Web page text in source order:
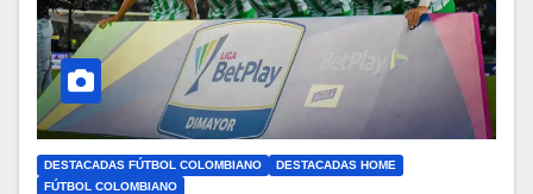
DESTACADAS FÚTBOL COLOMBIANO
DESTACADAS HOME
FÚTBOL COLOMBIANO